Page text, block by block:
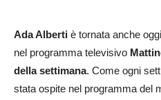
Ada Alberti è tornata anche
nel programma televisivo
della settimana. Come ogni
stata ospite nel programma del